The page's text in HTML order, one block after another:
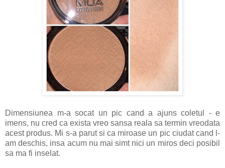
Dimensiunea m-a socat un pic cand a ajuns coletul - e
imens, nu cred ca exista vreo sansa reala sa termin vreodata
acest produs. Mi s-a parut si ca miroase un pic ciudat cand l-
am deschis, insa acum nu mai simt nici un miros deci posibil
sa ma fi inselat.